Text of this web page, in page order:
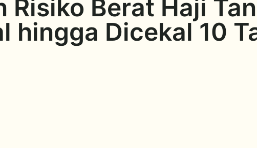
Risiko Berat Haji
hingga Dicekal 10